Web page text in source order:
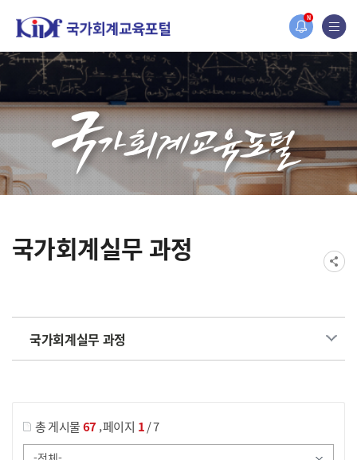
N
홈페이지가 새롭게 개편되었습니다.
한국조세재정연구원홈페이지가 새롭게 개설되었습니다.
국가회계실무 과정
국가회계실무 과정
총 게시물67,페이지 1/ 7